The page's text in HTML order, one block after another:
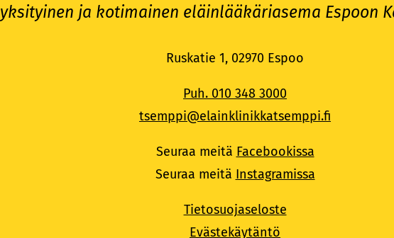
yksityinen ja kotimainen eläinlääkäriasema Espoon
Ruskatie 1, 02970 Espoo
Puh. 010 348 3000
tsemppi@elainklinikkatsemppi.fi
Seuraa meitä Facebookissa
Seuraa meitä Instagramissa
Tietosuojaseloste
Evästekäytäntö